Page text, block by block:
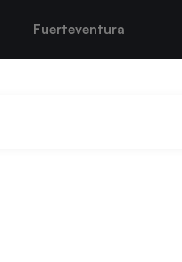
Fuerteventura